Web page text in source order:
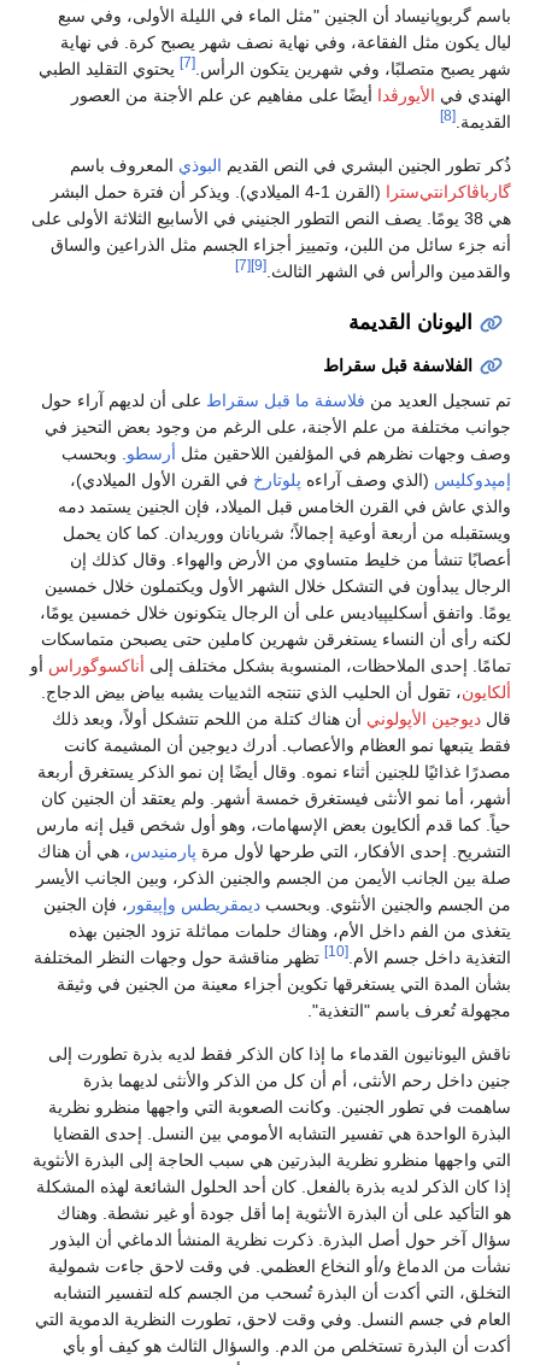
باسم گربوپانيساد أن الجنين "مثل الماء في الليلة الأولى، وفي سبع
ليال يكون مثل الفقاعة، وفي نهاية نصف شهر يصبح كرة. في نهاية
شهر يصبح متصلبًا، وفي شهرين يتكون الرأس. [7]
يحتوي التقليد الطبي
الهندي في الأيورڤدا أيضًا على مفاهيم عن علم الأجنة من العصور
القديمة. [8]
ذُكر تطور الجنين البشري في النص القديم البوذي المعروف باسم
گارباڤاكرانتي‌سترا
(القرن 1-4 الميلادي). ويذكر أن فترة حمل البشر
هي 38 يومًا. يصف النص التطور الجنيني في الأسابيع الثلاثة الأولى على
أنه جزء سائل من اللبن، وتمييز أجزاء الجسم مثل الذراعين والساق
والقدمين والرأس في الشهر الثالث. [9]
[7]
اليونان القديمة
الفلاسفة قبل سقراط
تم تسجيل العديد من فلاسفة ما قبل سقراط على أن لديهم آراء حول
جوانب مختلفة من علم الأجنة، على الرغم من وجود بعض التحيز في
وصف وجهات نظرهم في المؤلفين اللاحقين مثل أرسطو. وبحسب
إمپدوكليس (الذي وصف آراءه پلوتارخ في القرن الأول الميلادي)،
والذي عاش في القرن الخامس قبل الميلاد، فإن الجنين يستمد دمه
ويستقبله من أربعة أوعية إجمالاً؛ شريانان ووريدان. كما كان يحمل
أعصابًا تنشأ من خليط متساوي من الأرض والهواء. وقال كذلك إن
الرجال يبدأون في التشكل خلال الشهر الأول ويكتملون خلال خمسين
يومًا. واتفق أسكليپياديس على أن الرجال يتكونون خلال خمسين يومًا،
لكنه رأى أن النساء يستغرقن شهرين كاملين حتى يصبحن متماسكات
تمامًا. إحدى الملاحظات، المنسوبة بشكل مختلف إلى أناكسوگوراس أو
ألكايون، تقول أن الحليب الذي تنتجه الثدييات يشبه بياض بيض الدجاج.
قال ديوجين الأپولوني أن هناك كتلة من اللحم تتشكل أولاً، وبعد ذلك
فقط يتبعها نمو العظام والأعصاب. أدرك ديوجين أن المشيمة كانت
مصدرًا غذائيًا للجنين أثناء نموه. وقال أيضًا إن نمو الذكر يستغرق أربعة
أشهر، أما نمو الأنثى فيستغرق خمسة أشهر. ولم يعتقد أن الجنين كان
حياً. كما قدم ألكايون بعض الإسهامات، وهو أول شخص قيل إنه مارس
التشريح. إحدى الأفكار، التي طرحها لأول مرة پارمنيدس، هي أن هناك
صلة بين الجانب الأيمن من الجسم والجنين الذكر، وبين الجانب الأيسر
من الجسم والجنين الأنثوي. وبحسب ديمقريطس وإپيقور ، فإن الجنين
يتغذى من الفم داخل الأم، وهناك حلمات مماثلة تزود الجنين بهذه
التغذية داخل جسم الأم.[10]
تظهر مناقشة حول وجهات النظر المختلفة
بشأن المدة التي يستغرقها تكوين أجزاء معينة من الجنين في وثيقة
مجهولة تُعرف باسم "التغذية".
ناقش اليونانيون القدماء ما إذا كان الذكر فقط لديه بذرة تطورت إلى
جنين داخل رحم الأنثى، أم أن كل من الذكر والأنثى لديهما بذرة
ساهمت في تطور الجنين. وكانت الصعوبة التي واجهها منظرو نظرية
البذرة الواحدة هي تفسير التشابه الأمومي بين النسل. إحدى القضايا
التي واجهها منظرو نظرية البذرتين هي سبب الحاجة إلى البذرة الأنثوية
إذا كان الذكر لديه بذرة بالفعل. كان أحد الحلول الشائعة لهذه المشكلة
هو التأكيد على أن البذرة الأنثوية إما أقل جودة أو غير نشطة. وهناك
سؤال آخر حول أصل البذرة. ذكرت نظرية المنشأ الدماغي أن البذور
نشأت من الدماغ و/أو النخاع العظمي. في وقت لاحق جاءت شمولية
التخلق، التي أكدت أن البذرة تُسحب من الجسم كله لتفسير التشابه
العام في جسم النسل. وفي وقت لاحق، تطورت النظرية الدموية التي
أكدت أن البذرة تستخلص من الدم. والسؤال الثالث هو كيف أو بأي